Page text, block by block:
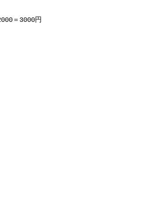
＝3000円